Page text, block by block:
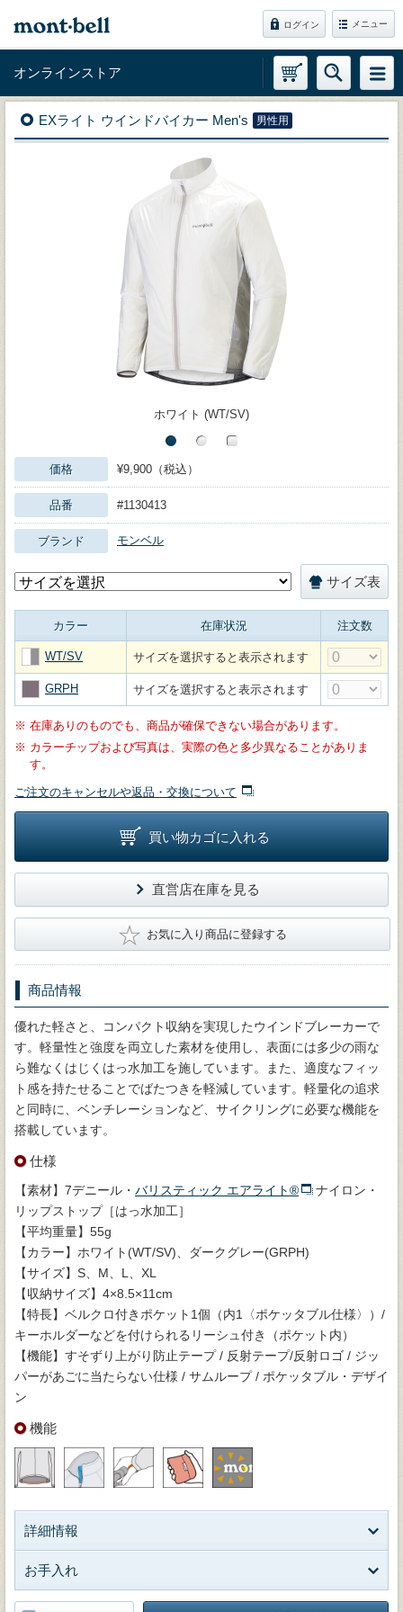
ログイン メニュー
オンラインストア
EXライト ウインドバイカー Men's 男性用
ホワイト (WT/SV)
価格 ¥9,900（税込）
品番 #1130413
ブランド モンベル
サイズ表
カラー 在庫状況 注文数
WT/SV サイズを選択すると表示されます
GRPH サイズを選択すると表示されます
※ 在庫ありのものでも、商品が確保できない場合があります。
※ カラーチップおよび写真は、実際の色と多少異なることがありま
す。
ご注文のキャンセルや返品・交換について
買い物カゴに入れる
直営店在庫を見る
★ お気に入り商品に登録する
商品情報
優れた軽さと、コンパクト収納を実現したウインドブレーカーで
す。軽量性と強度を両立した素材を使用し、表面には多少の雨な
ら難なくはじくはっ水加工を施しています。また、適度なフィッ
ト感を持たせることでばたつきを軽減しています。軽量化の追求
と同時に、ベンチレーションなど、サイクリングに必要な機能を
搭載しています。
仕様
【素材】7デニール・ バリスティック エアライト®
ナイロン・
リップストップ［はっ水加工］
【平均重量】55g
【カラー】ホワイト(WT/SV)、ダークグレー(GRPH)
【サイズ】S、M、L、XL
【収納サイズ】4×8.5×11cm
【特長】ベルクロ付きポケット1個（内1〈ポケッタブル仕様〉）/
キーホルダーなどを付けられるリーシュ付き（ポケット内）
【機能】すそずり上がり防止テープ / 反射テープ/反射ロゴ / ジッ
パーがあごに当たらない仕様 / サムループ / ポケッタブル・デザイ
ン
機能
詳細情報
お手入れ